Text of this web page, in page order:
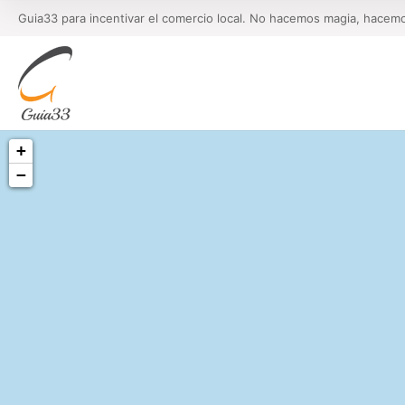
Guia33 para incentivar el comercio local. No hacemos magia,
+
−